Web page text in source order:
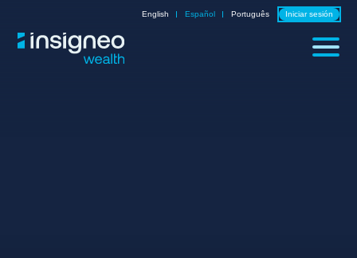
English Español Português Iniciar sesión